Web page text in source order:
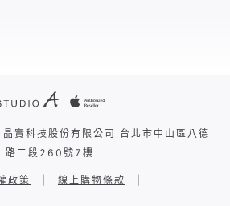
科技股份有限公司 台北市中山區八德
路二段260號7樓
政策 線上購物條款